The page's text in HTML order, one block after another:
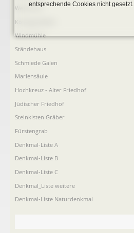
Wehrturm
Köttings Mühle
Windmühle
Ständehaus
Schmiede Galen
Mariensäule
Hochkreuz - Alter Friedhof
Jüdischer Friedhof
Steinkisten Gräber
Fürstengrab
Denkmal-Liste A
Denkmal-Liste B
Denkmal-Liste C
Denkmal_Liste weitere
Denkmal-Liste Naturdenkmal
entsprechende Cookies nicht gesetzt.